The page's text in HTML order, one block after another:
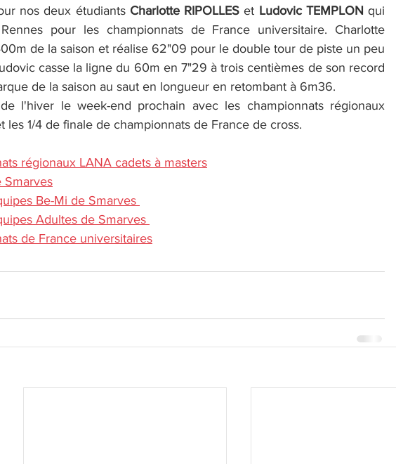
nos deux étudiants Charlotte RIPOLLES et Ludovic TEMPLON qui
pour les championnats de France universitaire. Charlotte
de la saison et réalise 62"09 pour le double tour de piste un peu
casse la ligne du 60m en 7"29 à trois centièmes de son record
de la saison au saut en longueur en retombant à 6m36.
l'hiver le week-end prochain avec les championnats régionaux
les 1/4 de finale de championnats de France de cross.
régionaux LANA cadets à masters
Smarves
Be-Mi de Smarves
Adultes de Smarves
de France universitaires